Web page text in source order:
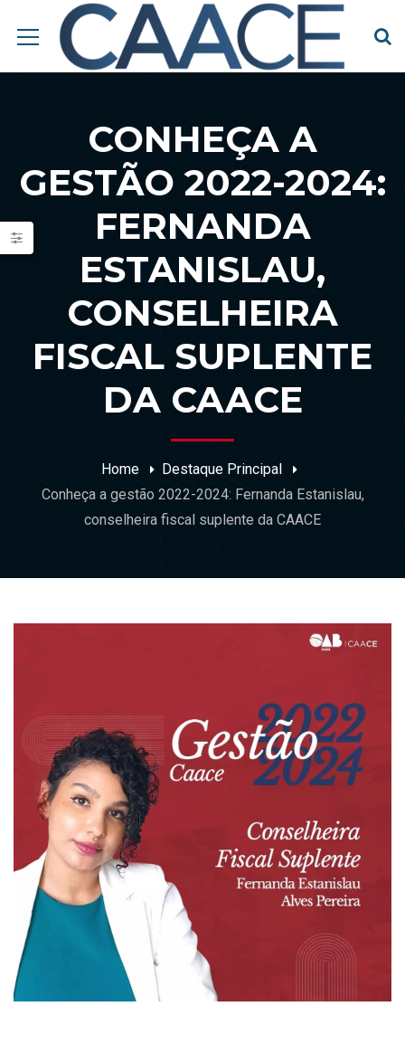
CONHEÇA A
GESTÃO 2022-2024:
FERNANDA
ESTANISLAU,
CONSELHEIRA
FISCAL SUPLENTE
DA CAACE
Home
Destaque Principal
Conheça a gestão 2022-2024: Fernanda Estanislau,
conselheira fiscal suplente da CAACE